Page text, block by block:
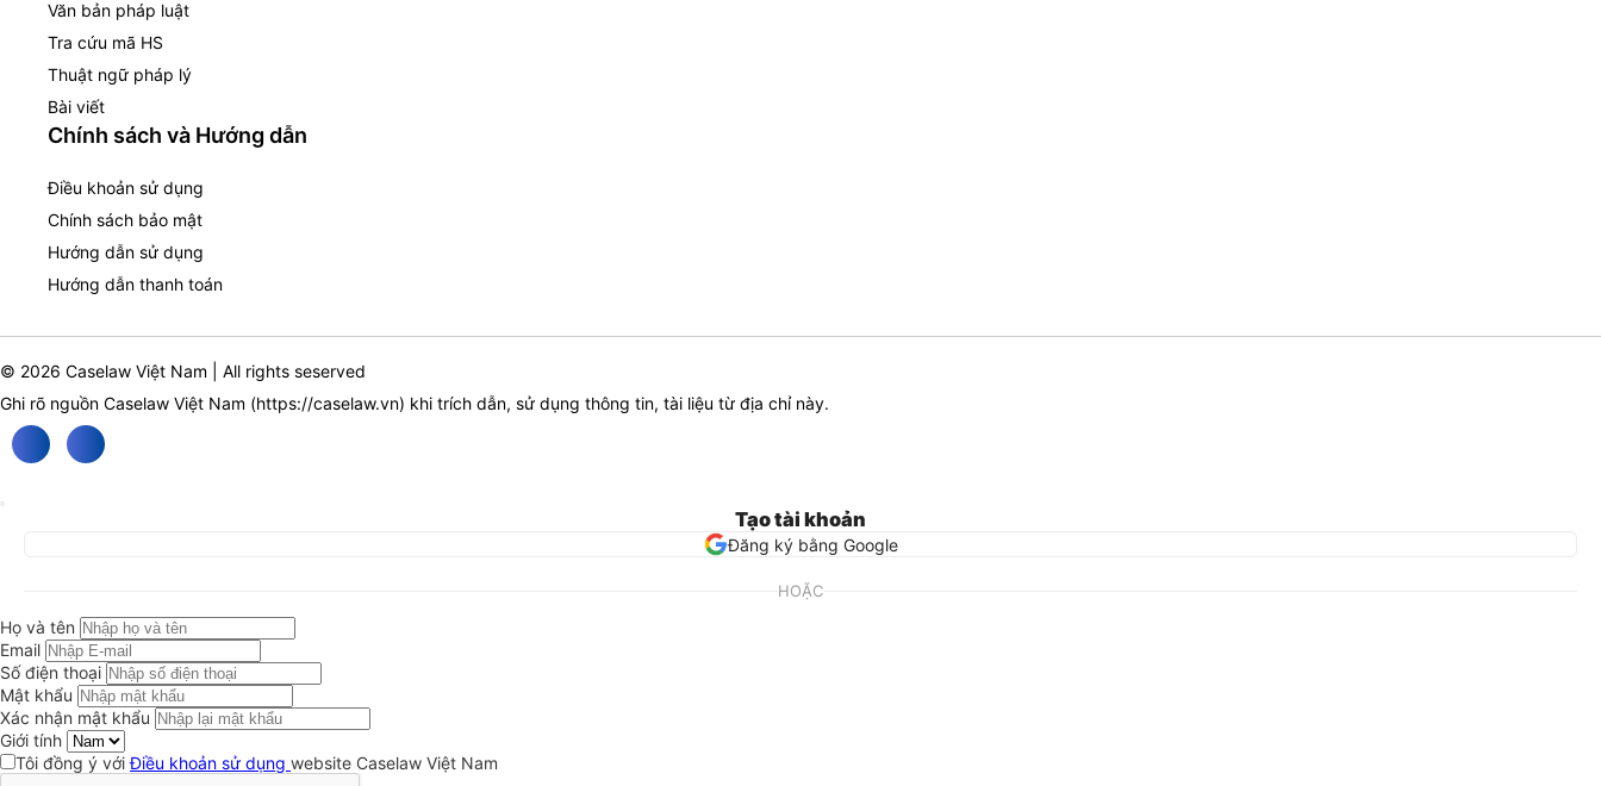
Văn bản pháp luật
Tra cứu mã HS
Thuật ngữ pháp lý
Bài viết
Chính sách và Hướng dẫn
Điều khoản sử dụng
Chính sách bảo mật
Hướng dẫn sử dụng
Hướng dẫn thanh toán
© 2026 Caselaw Việt Nam | All rights seserved
Ghi rõ nguồn Caselaw Việt Nam (https://caselaw.vn) khi trích dẫn, sử dụng thông tin, tài liệu từ địa chỉ này.
Tạo tài khoản
Đăng ký bằng Google
HOẶC
Họ và tên
Email
Số điện thoại
Mật khẩu
Xác nhận mật khẩu
Giới tính
Tôi đồng ý vớiĐiều khoản sử dụng website Caselaw Việt Nam